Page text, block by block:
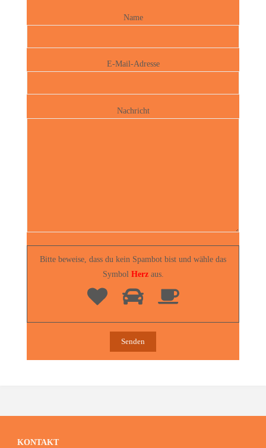
Name
E-Mail-Adresse
Nachricht
Bitte beweise, dass du kein Spambot bist und wähle das
SymbolHerzaus.
KONTAKT